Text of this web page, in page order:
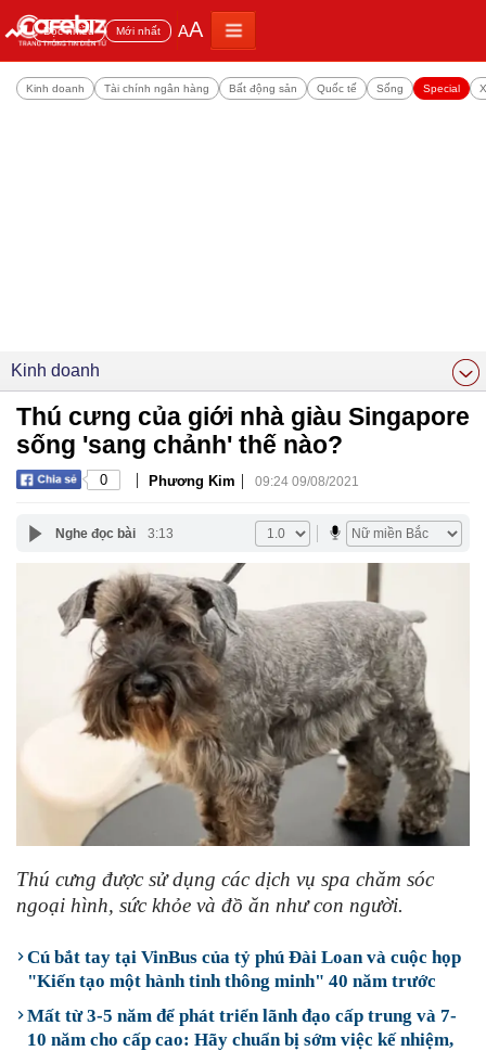
Đọc nhiều Mới nhất AA
Kinh doanh Tài chính ngân hàng Bất động sản Quốc tế Sống Special
Kinh doanh
Thú cưng của giới nhà giàu Singapore
sống 'sang chảnh' thế nào?
0 | Phương Kim | 09:24 09/08/2021
Nghe đọc bài 3:13
Thú cưng được sử dụng các dịch vụ spa chăm sóc
ngoại hình, sức khỏe và đồ ăn như con người.
Cú bắt tay tại VinBus của tỷ phú Đài Loan và cuộc họp
"Kiến tạo một hành tinh thông minh" 40 năm trước
Mất từ 3-5 năm để phát triển lãnh đạo cấp trung và 7-
10 năm cho cấp cao: Hãy chuẩn bị sớm việc kế nhiệm,